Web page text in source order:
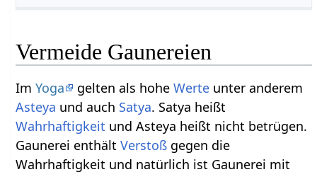
Vermeide Gaunereien
ImYoga gelten als hoheWerte unter anderem
Asteya und auch Satya. Satya heißt
Wahrhaftigkeit und Asteya heißt nicht betrügen.
Gaunerei enthältVerstoß gegen die
Wahrhaftigkeit und natürlich ist Gaunerei mit